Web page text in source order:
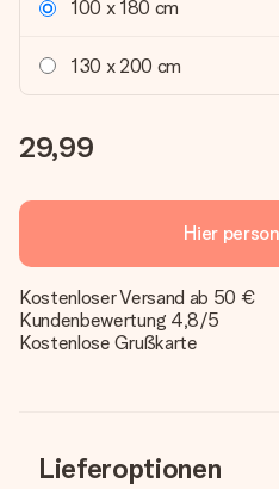
100 x 180 cm
130 x 200 cm
29,99
Hier
Kostenloser Versand ab 50 €
Kundenbewertung 4,8/5
Kostenlose Grußkarte
Lieferoptionen